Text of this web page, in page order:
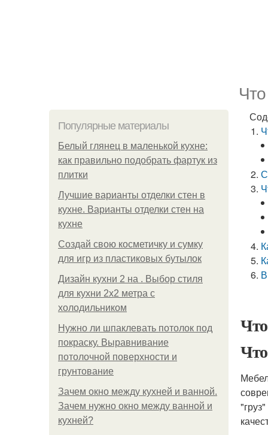
Популярные материалы
Белый глянец в маленькой кухне:
как правильно подобрать фартук из
плитки
Лучшие варианты отделки стен в
кухне. Варианты отделки стен на
кухне
Создай свою косметичку и сумку
для игр из пластиковых бутылок
Дизайн кухни 2 на . Выбор стиля
для кухни 2х2 метра с
холодильником
Нужно ли шпаклевать потолок под
покраску. Выравнивание
потолочной поверхности и
грунтование
Зачем окно между кухней и ванной.
Зачем нужно окно между ванной и
кухней?